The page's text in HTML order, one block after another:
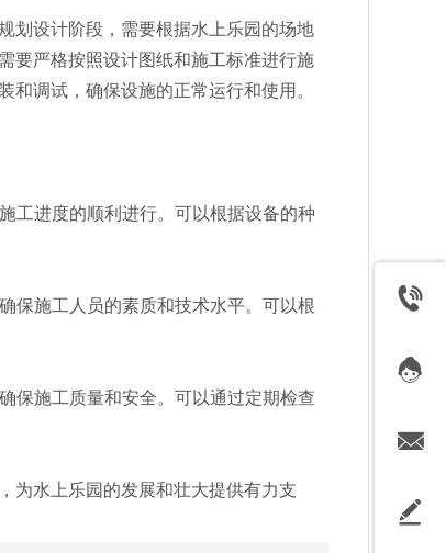
划设计阶段，需要根据水上乐园的场地
要严格按照设计图纸和施工标准进行施
调试，确保设施的正常运行和使用。
工进度的顺利进行。可以根据设备的种
保施工人员的素质和技术水平。可以根
保施工质量和安全。可以通过定期检查
为水上乐园的发展和壮大提供有力支